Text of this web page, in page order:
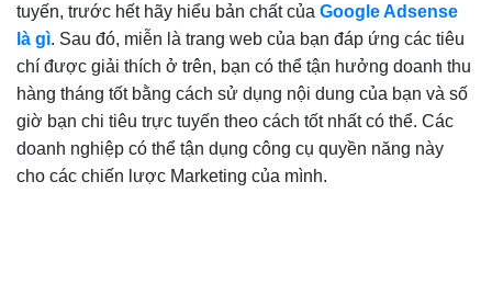
tuyến, trước hết hãy hiểu bản chất của Google Adsense
là gì. Sau đó, miễn là trang web của bạn đáp ứng các tiêu
chí được giải thích ở trên, bạn có thể tận hưởng doanh thu
hàng tháng tốt bằng cách sử dụng nội dung của bạn và số
giờ bạn chi tiêu trực tuyến theo cách tốt nhất có thể. Các
doanh nghiệp có thể tận dụng công cụ quyền năng này
cho các chiến lược Marketing của mình.